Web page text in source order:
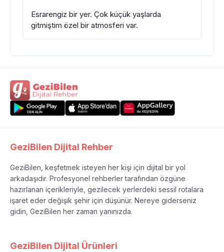
Esrarengiz bir yer. Çok küçük yaşlarda
gitmiştim özel bir atmosferi var.
GeziBilen Dijital Rehber
GeziBilen, keşfetmek isteyen her kişi için dijital bir yol
arkadaşıdır. Profesyonel rehberler tarafından özgüne
hazırlanan içerikleriyle, gezilecek yerlerdeki sessil rotalara
işaret eder değişik şehir için düşünür. Nereye giderseniz
gidin, GeziBilen her zaman yanınızda.
GeziBilen Dijital Ürünleri